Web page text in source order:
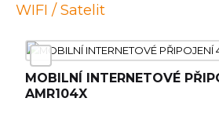
WIFI / Satelit
MOBILNÍ INTERNETOVÉ
AMR104X